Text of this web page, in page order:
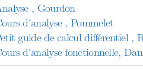
, Gourdon
d'analyse , Pommelet
guide de calcul différentiel ,
d'analyse fonctionnelle,